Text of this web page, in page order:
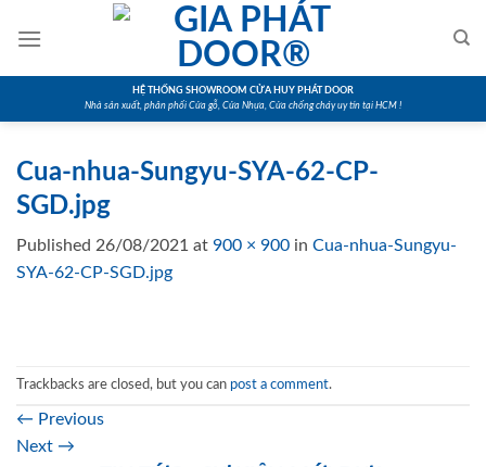
HỆ THỐNG SHOWROOM CỬA HUY PHÁT DOOR
Nhà sản xuất, phân phối Cửa gỗ, Cửa Nhựa, Cửa chống cháy uy tín tại HCM !
Cua-nhua-Sungyu-SYA-62-CP-
SGD.jpg
Published 26/08/2021 at 900 × 900 in Cua-nhua-Sungyu-
SYA-62-CP-SGD.jpg
Trackbacks are closed, but you can post a comment.
← Previous
Next →